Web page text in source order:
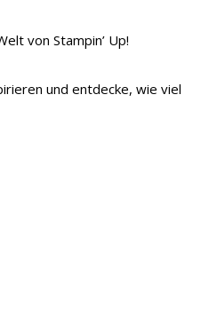
von Stampin’ Up!
und entdecke, wie viel